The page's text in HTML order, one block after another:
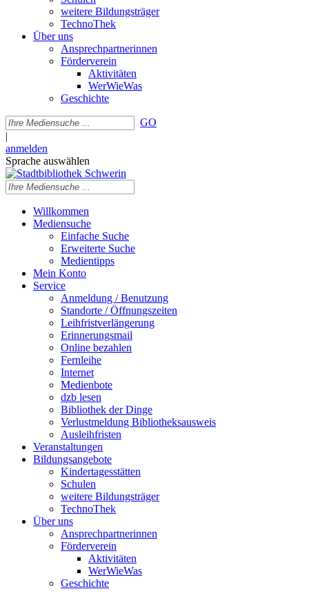
weitere Bildungsträger
TechnoThek
Über uns
Ansprechpartnerinnen
Förderverein
Aktivitäten
WerWieWas
Geschichte
GO
|
anmelden
Sprache auswählen
Willkommen
Mediensuche
Einfache Suche
Erweiterte Suche
Medientipps
Mein Konto
Service
Anmeldung / Benutzung
Standorte / Öffnungszeiten
Leihfristverlängerung
Erinnerungsmail
Online bezahlen
Fernleihe
Internet
Medienbote
dzb lesen
Bibliothek der Dinge
Verlustmeldung Bibliotheksausweis
Ausleihfristen
Veranstaltungen
Bildungsangebote
Kindertagesstätten
Schulen
weitere Bildungsträger
TechnoThek
Über uns
Ansprechpartnerinnen
Förderverein
Aktivitäten
WerWieWas
Geschichte